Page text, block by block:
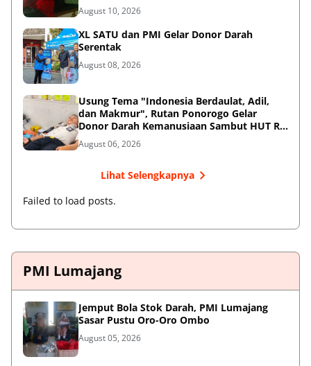
August 10, 2026
XL SATU dan PMI Gelar Donor Darah
Serentak
August 08, 2026
Usung Tema "Indonesia Berdaulat, Adil,
dan Makmur", Rutan Ponorogo Gelar
Donor Darah Kemanusiaan Sambut HUT RI
ke-81
August 06, 2026
Lihat Selengkapnya
Failed to load posts.
PMI Lumajang
Jemput Bola Stok Darah, PMI Lumajang
Sasar Pustu Oro-Oro Ombo
August 05, 2026